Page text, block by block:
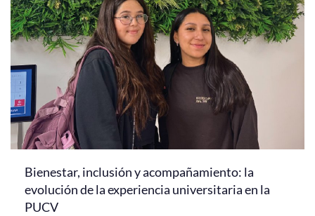
Bienestar, inclusión y acompañamiento: la
evolución de la experiencia universitaria en la
PUCV